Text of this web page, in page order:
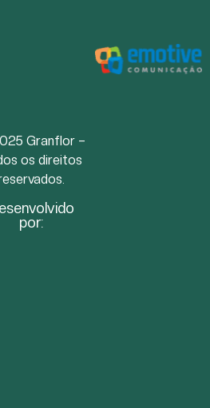
Granflor –
os direitos
por: